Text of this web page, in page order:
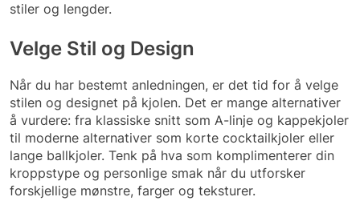
stiler og lengder.
Velge Stil og Design
Når du har bestemt anledningen, er det tid for å velge
stilen og designet på kjolen. Det er mange alternativer
å vurdere: fra klassiske snitt som A-linje og kappekjoler
til moderne alternativer som korte cocktailkjoler eller
lange ballkjoler. Tenk på hva som komplimenterer din
kroppstype og personlige smak når du utforsker
forskjellige mønstre, farger og teksturer.